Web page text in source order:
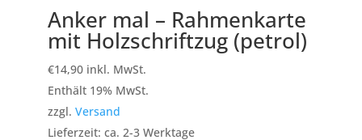
Anker mal – Rahmenkarte
mit Holzschriftzug (petrol)
€14,90 inkl. MwSt.
Enthält 19% MwSt.
zzgl. Versand
Lieferzeit: ca. 2-3 Werktage